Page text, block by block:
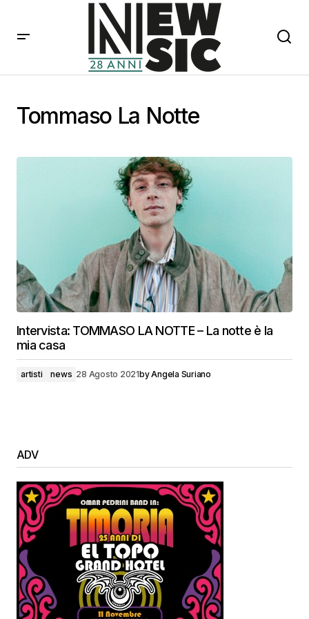
Tommaso La Notte
Intervista: TOMMASO LA NOTTE – La notte è la
mia casa
artisti news 28 Agosto 2021byAngela Suriano
ADV